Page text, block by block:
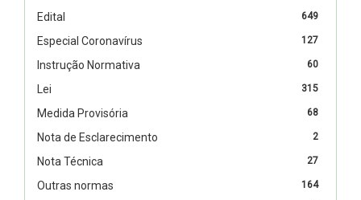
649
Edital
127
Especial Coronavírus
60
Instrução Normativa
315
Lei
68
Medida Provisória
2
Nota de Esclarecimento
27
Nota Técnica
164
Outras normas